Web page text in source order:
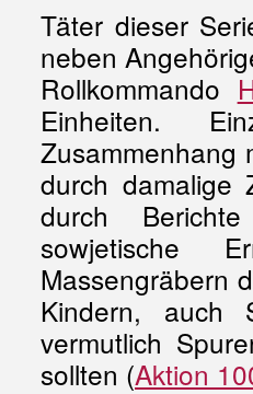
Täter dieser
neben
Rollkommando
Einheiten.
Zusammenhang
durch damalige
durch
sowjetische
Massengräbern
Kindern, auch
vermutlich
sollten (Aktion